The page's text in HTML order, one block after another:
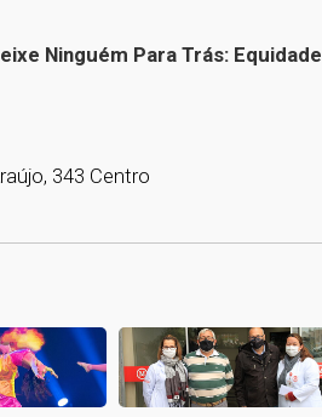
Ninguém Para Trás: Equidade
343 Centro